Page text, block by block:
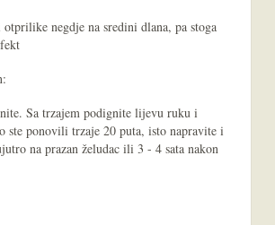
negdje na sredini dlana, pa stoga
Sa trzajem podignite lijevu ruku i
ste ponovili trzaje 20 puta, isto napravite i
na prazan želudac ili 3 - 4 sata nakon